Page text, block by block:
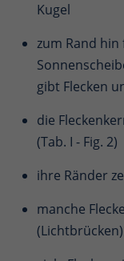
Kugel
zum Rand
gibt Flecken
die
(Tab. I - Fig. 2)
ihre Ränder
manche
(Lichtbrücken)